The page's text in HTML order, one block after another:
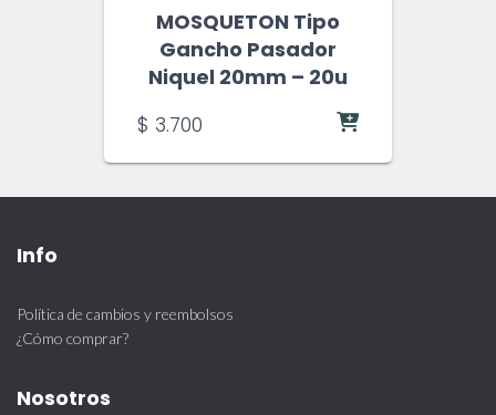
MOSQUETON Tipo
Gancho Pasador
Niquel 20mm – 20u
$ 3.700
Info
Política de cambios y reembolsos
¿Cómo comprar?
Nosotros